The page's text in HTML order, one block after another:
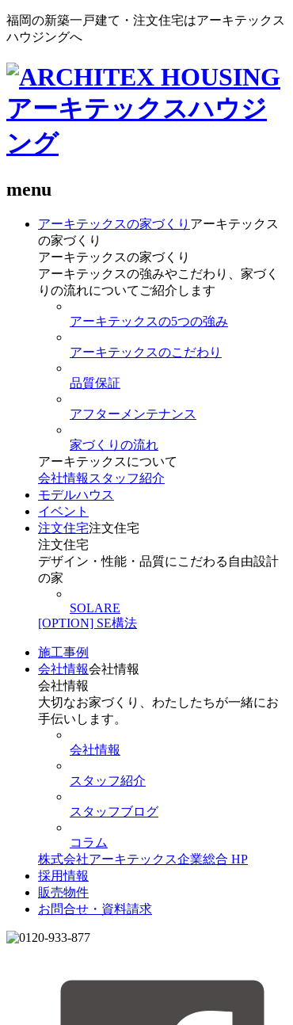
福岡の新築一戸建て・注文住宅はアーキテックス
ハウジングへ
menu
アーキテックスの家づくり アーキテックス
の家づくり
アーキテックスの家づくり
アーキテックスの強みやこだわり、家づく
りの流れについてご紹介します
アーキテックスの5つの強み
アーキテックスのこだわり
品質保証
アフターメンテナンス
家づくりの流れ
アーキテックスについて
会社情報 スタッフ紹介
モデルハウス
イベント
注文住宅注文住宅
注文住宅
デザイン・性能・品質にこだわる自由設計
の家
SOLARE
[OPTION] SE構法
施工事例
会社情報会社情報
会社情報
大切なお家づくり、わたしたちが一緒にお
手伝いします。
会社情報
スタッフ紹介
スタッフブログ
コラム
株式会社アーキテックス企業総合 HP
採用情報
販売物件
お問合せ・資料請求